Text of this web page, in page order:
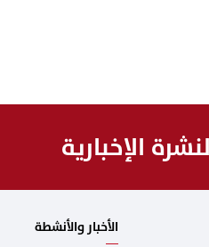
الإخبارية
الأخبار والأنشطة